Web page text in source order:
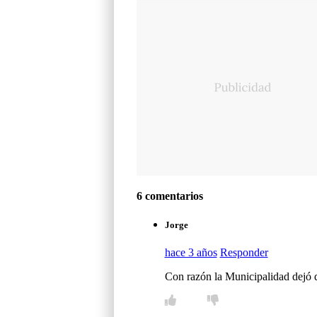
6 comentarios
Jorge
hace 3 años Responder
Con razón la Municipalidad dejó